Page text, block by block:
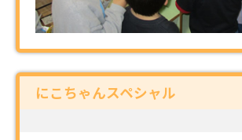
にこちゃんスペシャル